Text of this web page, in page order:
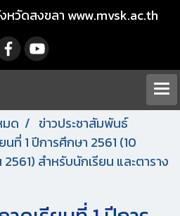
หวัดสงขลา www.mvsk.ac.th
มด
ข่าวประชาสัมพันธ์
ที่ 1 ปีการศึกษา 2561 (10
สำหรับนักเรียน และตาราง